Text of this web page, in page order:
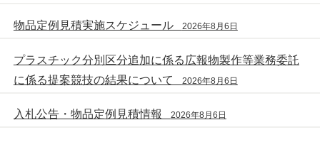
物品定例見積実施スケジュール 2026年8月6日
プラスチック分別区分追加に係る広報物製作等業務委託
に係る提案競技の結果について
2026年8月6日
入札公告・物品定例見積情報 2026年8月6日